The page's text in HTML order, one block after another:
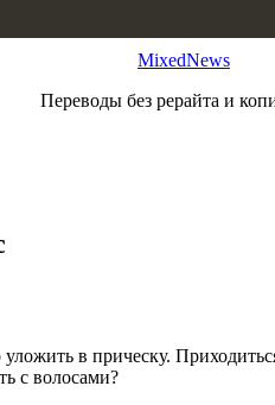
MixedNews
Переводы без рерайта и
в прическу.
с волосами?